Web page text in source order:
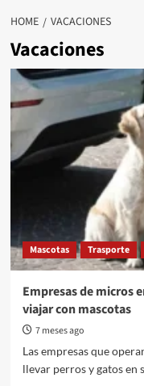
HOME VACACIONES
Vacaciones
Mascotas Trasporte
Empresas de micros
viajar con mascotas
7 meses ago
Las empresas que
llevar perros y gatos en